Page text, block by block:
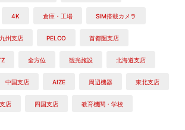
4K 倉庫・工場 SIM搭載カメラ
九州支店 PELCO 首都圏支店
全方位 観光施設 北海道支店
中国支店 AIZE 周辺機器 東北支店
店 四国支店 教育機関・学校